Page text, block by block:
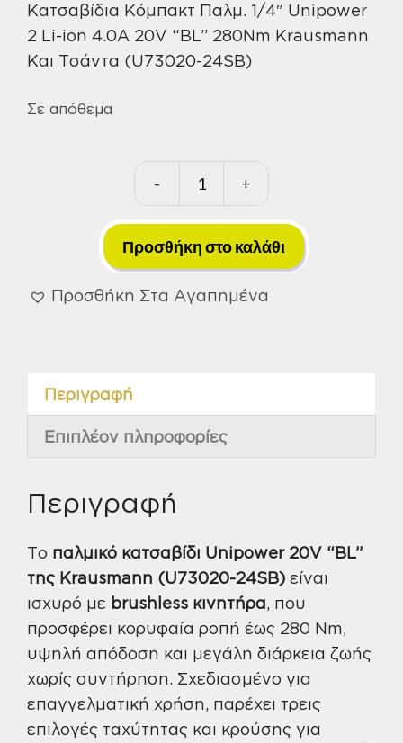
Κατσαβίδια Κόμπακτ Παλμ. 1/4″ Unipower
2 Li-ion 4.0A 20V “BL” 280Nm Krausmann
Και Τσάντα (U73020-24SB)
Σε απόθεμα
-
Κατσαβίδια
Κόμπακτ
Παλμ.
1/4"
Unipower
20V
"BL"
Τσάντα
(U73020-
24SB)
ποσότητα
+
Προσθήκη στο καλάθι
Προσθήκη Στα Αγαπημένα
Περιγραφή
Επιπλέον πληροφορίες
Περιγραφή
Το παλμικό κατσαβίδι Unipower 20V “BL”
της Krausmann (U73020-24SB) είναι
ισχυρό με brushless κινητήρα , που
προσφέρει κορυφαία ροπή έως 280 Nm,
υψηλή απόδοση και μεγάλη διάρκεια ζωής
χωρίς συντήρηση. Σχεδιασμένο για
επαγγελματική χρήση, παρέχει τρεις
επιλογές ταχύτητας και κρούσης για